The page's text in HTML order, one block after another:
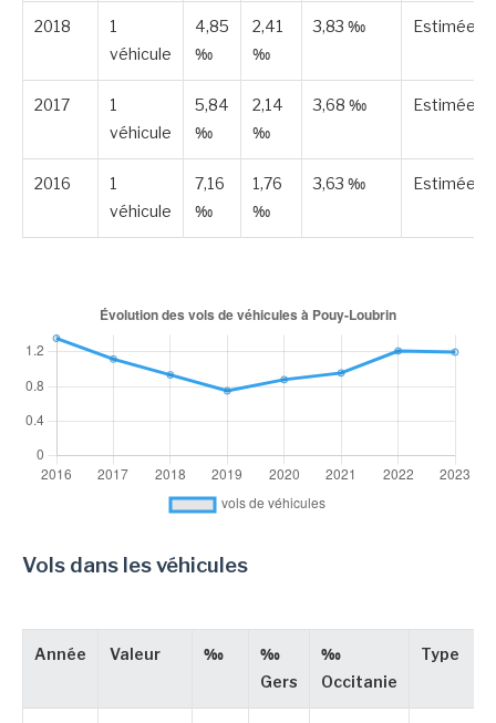
2018
1
véhicule
4,85
‰
2,41
‰
3,83 ‰ Estimée
2017
1
véhicule
5,84
‰
2,14
‰
3,68 ‰ Estimée
2016
1
véhicule
7,16
‰
1,76
‰
3,63 ‰ Estimée
Vols dans les véhicules
Année Valeur ‰
‰
Gers
‰
Occitanie
Type